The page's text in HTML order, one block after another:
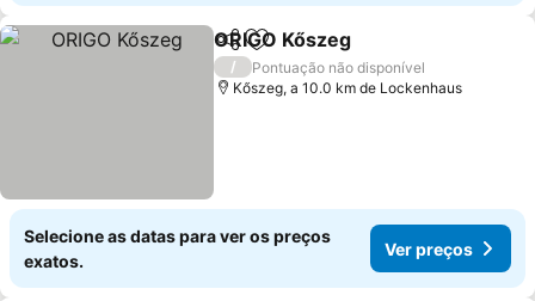
PartilharAdicionar aos favoritos
ORIGO Kőszeg
/
Pontuação não disponível
Kőszeg, a 10.0 km de Lockenhaus
Selecione as datas para ver os preços
exatos.
Ver preços